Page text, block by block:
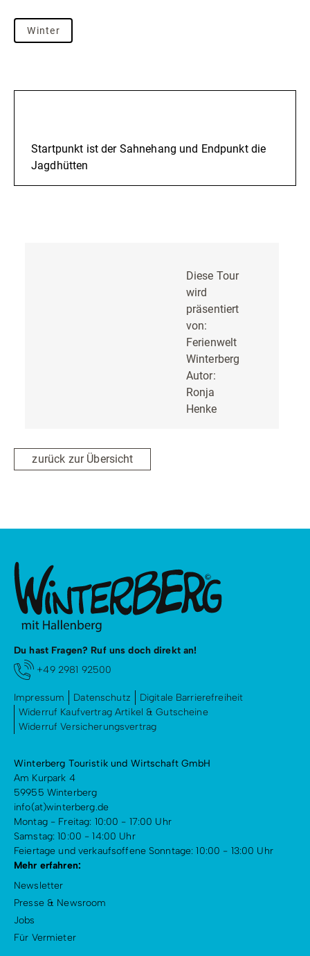
Winter
Startpunkt ist der Sahnehang und Endpunkt die
Jagdhütten
Diese Tour
wird
präsentiert
von:
Ferienwelt
Winterberg
Autor:
Ronja
Henke
zurück zur Übersicht
Du hast Fragen? Ruf uns doch direkt an!
+49 2981 92500
Impressum Datenschutz
Digitale Barrierefreiheit
Widerruf Kaufvertrag Artikel & Gutscheine
Widerruf Versicherungsvertrag
Winterberg Touristik und Wirtschaft GmbH
Am Kurpark 4
59955 Winterberg
info(at)winterberg.de
Montag - Freitag: 10:00 - 17:00 Uhr
Samstag: 10:00 - 14:00 Uhr
Feiertage und verkaufsoffene Sonntage: 10:00 - 13:00 Uhr
Mehr erfahren:
Newsletter
Presse & Newsroom
Jobs
Für Vermieter